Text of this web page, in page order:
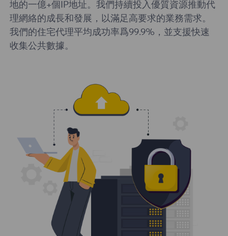
地的一億+個IP地址。我們持續投入優質資源推動代
理網絡的成長和發展，以滿足高要求的業務需求。
我們的住宅代理平均成功率爲99.9%，並支援快速
收集公共數據。